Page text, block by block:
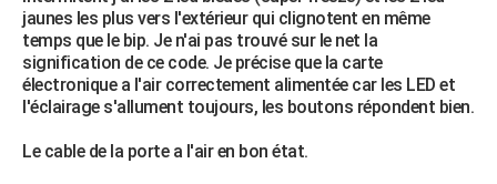
Dictionnaire
Biographies
Citations
Expressions
Proverbes
PROGRAMME TV
COPAINS D'AVANT
S'inscrire
Se connecter
Lycées
Collèges
Primaires
Universités
Entreprises
Service militaire
Avis de recherche
jaunes les plus vers l'extérieur qui clignotent en même
temps que le bip. Je n'ai pas trouvé sur le net la
signification de ce code. Je précise que la carte
électronique a l'air correctement alimentée car les LED et
l'éclairage s'allument toujours, les boutons répondent bien.
Le cable de la porte a l'air en bon état.